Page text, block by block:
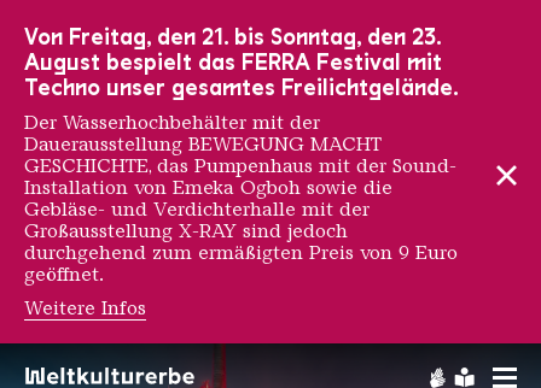
Von Freitag, den 21. bis Sonntag, den 23.
August bespielt das FERRA Festival mit
Techno unser gesamtes Freilichtgelände.
Der Wasserhochbehälter mit der
Dauerausstellung BEWEGUNG MACHT
GESCHICHTE, das Pumpenhaus mit der Sound-
Installation von Emeka Ogboh sowie die
Gebläse- und Verdichterhalle mit der
Großausstellung X-RAY sind jedoch
durchgehend zum ermäßigten Preis von 9 Euro
geöffnet.
Weitere Infos